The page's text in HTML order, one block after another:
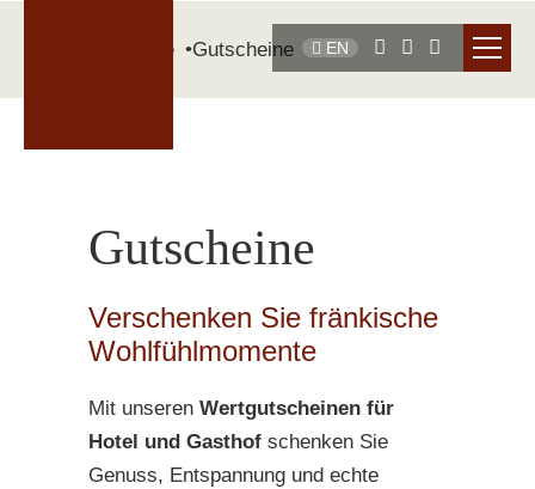
EN
Startseite Gutscheine
Gutscheine
Verschenken Sie fränkische
Wohlfühlmomente
Mit unseren Wertgutscheinen für
Hotel und Gasthof schenken Sie
Genuss, Entspannung und echte